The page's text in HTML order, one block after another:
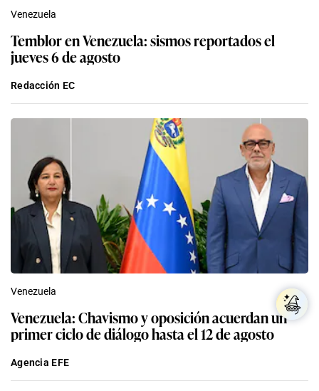
Venezuela
Temblor en Venezuela: sismos reportados el
jueves 6 de agosto
Redacción EC
Venezuela
Venezuela: Chavismo y oposición acuerdan un
primer ciclo de diálogo hasta el 12 de agosto
Agencia EFE